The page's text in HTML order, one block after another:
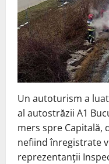
Un autoturism a
al autostrăzii A1
mers spre Capitală,
nefiind înregistrate
reprezentanţii